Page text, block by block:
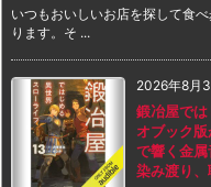
いつもおいしいお店を探して食
ります。そ ...
2026年8月
鍛冶屋で
オブック
で響く金
染み渡り、